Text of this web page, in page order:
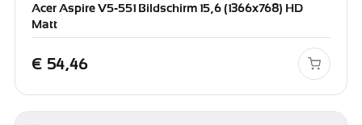
Acer Aspire V5-551 Bildschirm 15,6 (1366x768) HD
Matt
€ 54,46